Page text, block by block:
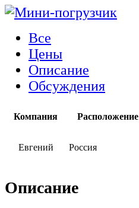
Все
Цены
Описание
Обсуждения
Компания Расположение
Евгений Россия
Описание